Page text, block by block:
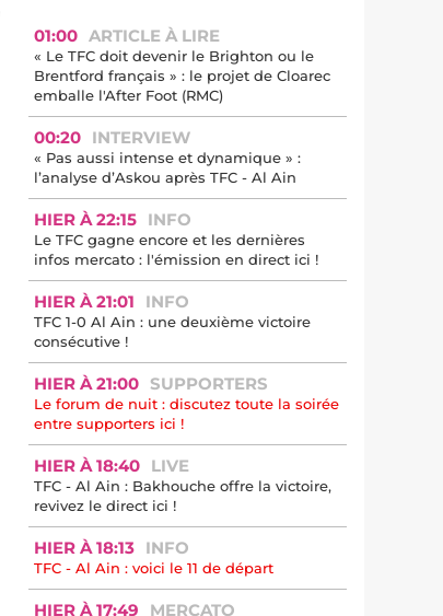
01:00 ARTICLE À LIRE
« Le TFC doit devenir le Brighton ou le
Brentford français » : le projet de Cloarec
emballe l'After Foot (RMC)
00:20 INTERVIEW
« Pas aussi intense et dynamique » :
l’analyse d’Askou après TFC - Al Ain
HIER À 22:15 INFO
Le TFC gagne encore et les dernières
infos mercato : l'émission en direct ici !
HIER À 21:01 INFO
TFC 1-0 Al Ain : une deuxième victoire
consécutive !
HIER À 21:00 SUPPORTERS
Le forum de nuit : discutez toute la soirée
entre supporters ici !
HIER À 18:40 LIVE
TFC - Al Ain : Bakhouche offre la victoire,
revivez le direct ici !
HIER À 18:13 INFO
TFC - Al Ain : voici le 11 de départ
HIER À 17:49 MERCATO